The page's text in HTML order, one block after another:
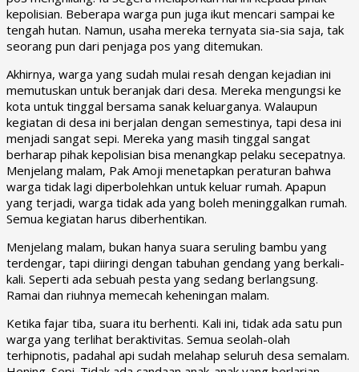
kepolisian. Beberapa warga pun juga ikut mencari sampai ke
tengah hutan. Namun, usaha mereka ternyata sia-sia saja, tak
seorang pun dari penjaga pos yang ditemukan.
Akhirnya, warga yang sudah mulai resah dengan kejadian ini
memutuskan untuk beranjak dari desa. Mereka mengungsi ke
kota untuk tinggal bersama sanak keluarganya. Walaupun
kegiatan di desa ini berjalan dengan semestinya, tapi desa ini
menjadi sangat sepi. Mereka yang masih tinggal sangat
berharap pihak kepolisian bisa menangkap pelaku secepatnya.
Menjelang malam, Pak Amoji menetapkan peraturan bahwa
warga tidak lagi diperbolehkan untuk keluar rumah. Apapun
yang terjadi, warga tidak ada yang boleh meninggalkan rumah.
Semua kegiatan harus diberhentikan.
Menjelang malam, bukan hanya suara seruling bambu yang
terdengar, tapi diiringi dengan tabuhan gendang yang berkali-
kali. Seperti ada sebuah pesta yang sedang berlangsung.
Ramai dan riuhnya memecah keheningan malam.
Ketika fajar tiba, suara itu berhenti. Kali ini, tidak ada satu pun
warga yang terlihat beraktivitas. Semua seolah-olah
terhipnotis, padahal api sudah melahap seluruh desa semalam.